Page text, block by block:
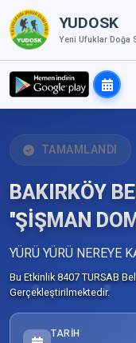
YUDOSK
Yeni Ufuklar Doğa
TAMAMLANDI
BAKIRKÖY
''ŞİŞMAN
YÜRÜ YÜRÜ NEREYE
Bu Etkinlik 8407 TURSAB
Gerçekleştirilmektedir.
TARIH